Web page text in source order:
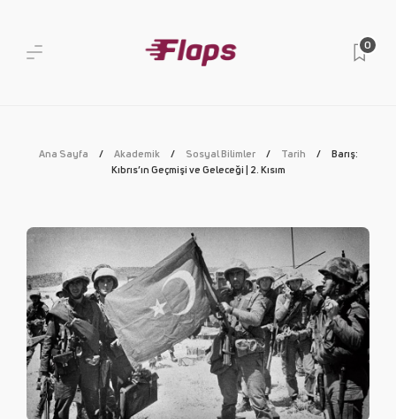
0
Ana Sayfa Akademik Sosyal Bilimler Tarih
Barış:
Kıbrıs’ın Geçmişi ve Geleceği | 2. Kısım